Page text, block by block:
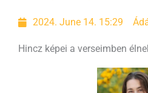
2024. June 14. 15:29
Hincz képei a verseimben